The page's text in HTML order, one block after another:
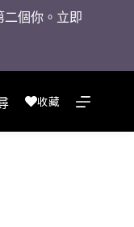
二個你。立即
收藏